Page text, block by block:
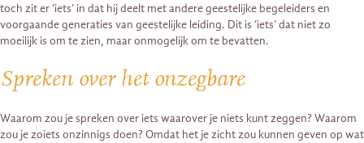
toch zit er ‘iets’ in dat hij deelt met andere geestelijke begeleiders en
voorgaande generaties van geestelijke leiding. Dit is ‘iets’ dat niet zo
moeilijk is om te zien, maar onmogelijk om te bevatten.
Spreken over het onzegbare
Waarom zou je spreken over iets waarover je niets kunt zeggen? Waarom
zou je zoiets onzinnigs doen? Omdat het je zicht zou kunnen geven op wat